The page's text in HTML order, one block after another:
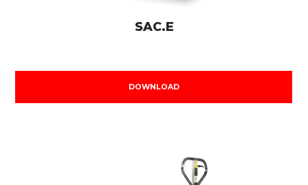
SAC.E
DOWNLOAD